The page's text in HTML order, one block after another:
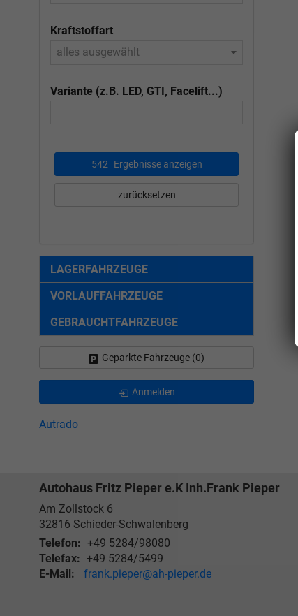
Kraftstoffart
alles ausgewählt
Variante (z.B. LED, GTI, Facelift...)
542 Ergebnisse anzeigen
zurücksetzen
LAGERFAHRZEUGE
VORLAUFFAHRZEUGE
GEBRAUCHTFAHRZEUGE
Geparkte Fahrzeuge (0)
Anmelden
Autrado
Autohaus Fritz Pieper e.K Inh.Frank Pieper
Am Zollstock 6
32816 Schieder-Schwalenberg
Telefon: +49 5284/98080
Telefax: +49 5284/5499
E-Mail:
frank.pieper@ah-pieper.de